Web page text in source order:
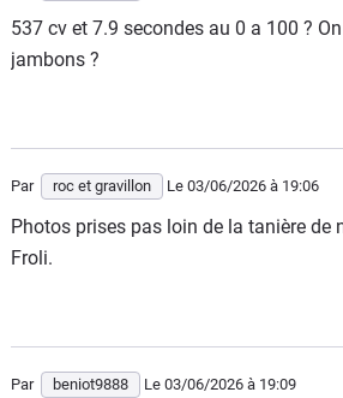
537 cv et 7.9 secondes au 0 a 100 ?
jambons ?
Par roc et gravillon Le 03/06/2026 à 19:06
Photos prises pas loin de la tanière de
Froli.
Par beniot9888 Le 03/06/2026 à 19:09